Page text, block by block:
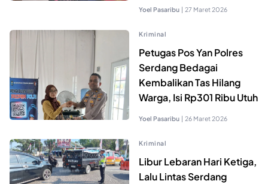
Yoel Pasaribu | 27 Maret 2026
Kriminal
Petugas Pos Yan Polres
Serdang Bedagai
Kembalikan Tas Hilang
Warga, Isi Rp301 Ribu Utuh
Yoel Pasaribu | 26 Maret 2026
Kriminal
Libur Lebaran Hari Ketiga,
Lalu Lintas Serdang